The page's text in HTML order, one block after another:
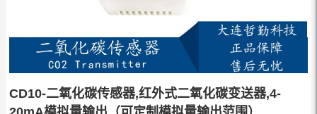
CD10-二氧化碳传感器,红外式二氧化碳变送器,4-